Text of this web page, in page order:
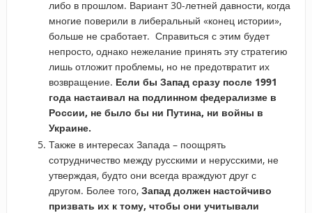
либо в прошлом. Вариант 30-летней давности, когда
многие поверили в либеральный «конец истории»,
больше не сработает. Справиться с этим будет
непросто, однако нежелание принять эту стратегию
лишь отложит проблемы, но не предотвратит их
возвращение. Если бы Запад сразу после 1991
года настаивал на подлинном федерализме в
России, не было бы ни Путина, ни войны в
Украине.
Также в интересах Запада – поощрять
сотрудничество между русскими и нерусскими, не
утверждая, будто они всегда враждуют друг с
другом. Более того, Запад должен настойчиво
призвать их к тому, чтобы они учитывали